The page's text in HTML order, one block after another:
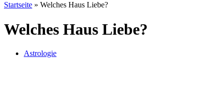
Startseite » Welches Haus Liebe?
Welches Haus Liebe?
Astrologie